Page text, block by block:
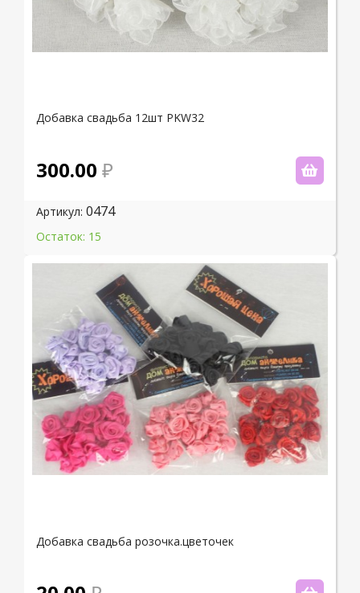
Добавка свадьба 12шт PKW32
300.00
Артикул: 0474
Остаток: 15
Добавка свадьба розочка.цветочек